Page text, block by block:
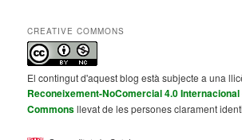
CREATIVE COMMONS
El contingut d'aquest blog està subjecte a una
Reconeixement-NoComercial 4.0
Commonsllevat de les persones clarament